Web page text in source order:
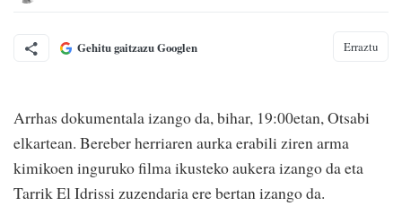
Gehitu gaitzazu Googlen Erraztu
Arrhas dokumentala izango da, bihar, 19:00etan, Otsabi
elkartean. Bereber herriaren aurka erabili ziren arma
kimikoen inguruko filma ikusteko aukera izango da eta
Tarrik El Idrissi zuzendaria ere bertan izango da.